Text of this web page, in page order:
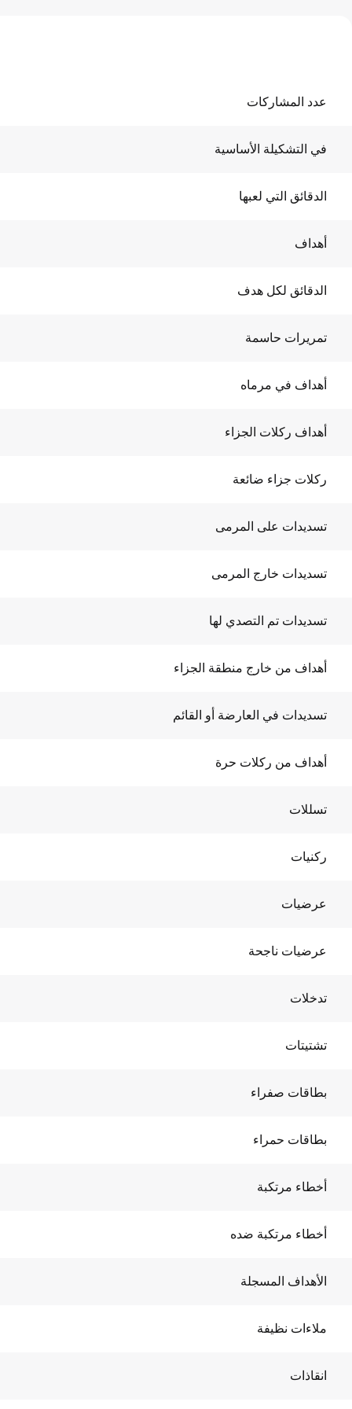
عدد المشاركات
في التشكيلة الأساسية
الدقائق التي لعبها
أهداف
الدقائق لكل هدف
تمريرات حاسمة
أهداف في مرماه
أهداف ركلات الجزاء
ركلات جزاء ضائعة
تسديدات على المرمى
تسديدات خارج المرمى
تسديدات تم التصدي لها
أهداف من خارج منطقة الجزاء
تسديدات في العارضة أو القائم
أهداف من ركلات حرة
تسللات
ركنيات
عرضيات
عرضيات ناجحة
تدخلات
تشتيتات
بطاقات صفراء
بطاقات حمراء
أخطاء مرتكبة
أخطاء مرتكبة ضده
الأهداف المسجلة
ملاءات نظيفة
انقاذات